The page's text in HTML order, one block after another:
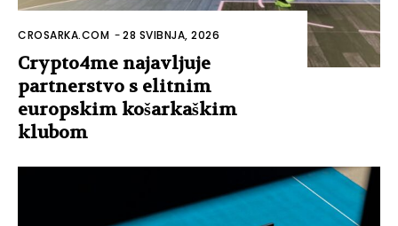
CROSARKA.COM -28 SVIBNJA, 2026
Crypto4me najavljuje
partnerstvo s elitnim
europskim košarkaškim
klubom